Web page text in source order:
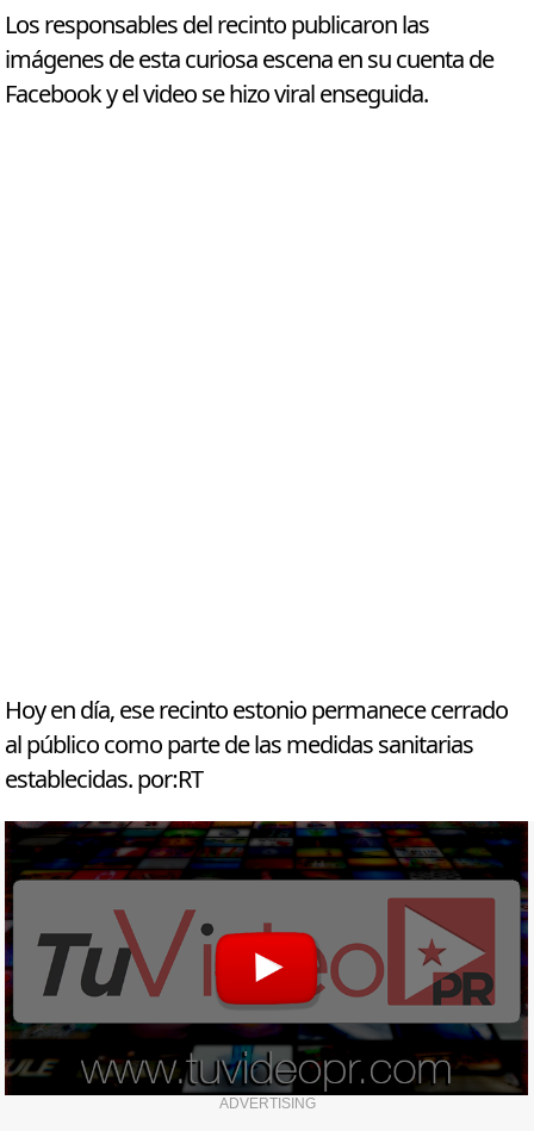
Los responsables del recinto publicaron las
imágenes de esta curiosa escena en su cuenta de
Facebook y el video se hizo viral enseguida.
Hoy en día, ese recinto estonio permanece cerrado
al público como parte de las medidas sanitarias
establecidas. por:RT
ADVERTISING